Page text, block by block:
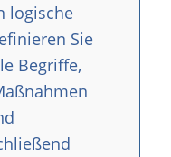
logische
Sie
Begriffe,